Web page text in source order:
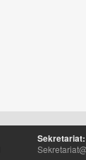
Sekretariat: